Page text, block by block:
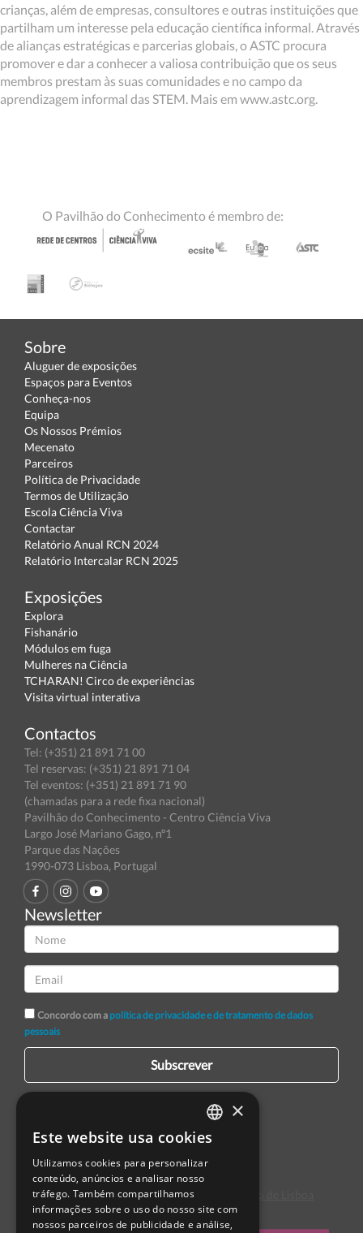
crianças, além de empresas, consultores e outras instituições que
partilham um interesse pela educação científica informal. Através
de alianças estratégicas e parcerias globais, o ASTC procura
promover e dar a conhecer a valiosa contribuição que os seus
membros prestam às suas comunidades e no campo da
aprendizagem informal das STEM. Mais em www.astc.org.
O Pavilhão do Conhecimento é membro de:
Sobre
Aluguer de exposições
Espaços para Eventos
Conheça-nos
Equipa
Os Nossos Prémios
Mecenato
Parceiros
Política de Privacidade
Termos de Utilização
Escola Ciência Viva
Contactar
Relatório Anual RCN 2024
Relatório Intercalar RCN 2025
Exposições
Explora
Fishanário
Módulos em fuga
Mulheres na Ciência
TCHARAN! Circo de experiências
Visita virtual interativa
Contactos
Tel: (+351) 21 891 71 00
Tel reservas: (+351) 21 891 71 04
Tel eventos: (+351) 21 891 71 90
(chamadas para a rede fixa nacional)
Pavilhão do Conhecimento - Centro Ciência Viva
Largo José Mariano Gago, nº1
Parque das Nações
1990-073 Lisboa, Portugal
Newsletter
Concordo com a política de privacidade e de tratamento de dados
pessoais
Subscrever
Centro de Arbitragem de Conflitos de Consumo de Lisboa
PORTUGUESE
ENGLISH
SPANISH
×
Este website usa cookies
Utilizamos cookies para personalizar
conteúdo, anúncios e analisar nosso
tráfego. Também compartilhamos
informações sobre o uso do nosso site com
nossos parceiros de publicidade e análise,